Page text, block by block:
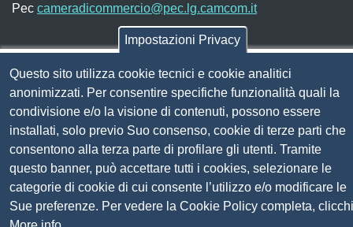
Pec cameradicommercio@pec.lg.camcom.it
Codice fiscale e Partita Iva:
Codice univoco fatturazione elettronica:UFN1JE
Pagare con PagoPA
Seguici su
Sito web
Amministrazione trasparente
Mappa del sito
Impostazioni Privacy
Questo sito utilizza cookie tecnici e cookie analitici
anonimizzati. Per consentire specifiche funzionalità quali la
condivisione e/o la visione di contenuti, possono essere
installati, solo previo Suo consenso, cookie di terze parti che
consentono alla terza parte di profilare gli utenti. Tramite
questo banner, può accettare tutti i cookies, selezionare le
categorie di cookie di cui consente l’utilizzo e/o modificare le
Sue preferenze. Per vedere la Cookie Policy completa, clicchi